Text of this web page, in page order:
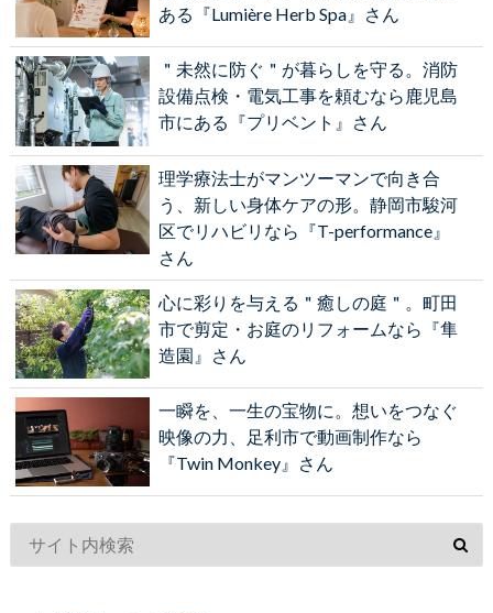
ある『Lumière Herb Spa』さん
＂未然に防ぐ＂が暮らしを守る。消防
設備点検・電気工事を頼むなら鹿児島
市にある『プリベント』さん
理学療法士がマンツーマンで向き合
う、新しい身体ケアの形。静岡市駿河
区でリハビリなら『T-performance』
さん
心に彩りを与える＂癒しの庭＂。町田
市で剪定・お庭のリフォームなら『隼
造園』さん
一瞬を、一生の宝物に。想いをつなぐ
映像の力、足利市で動画制作なら
『Twin Monkey』さん